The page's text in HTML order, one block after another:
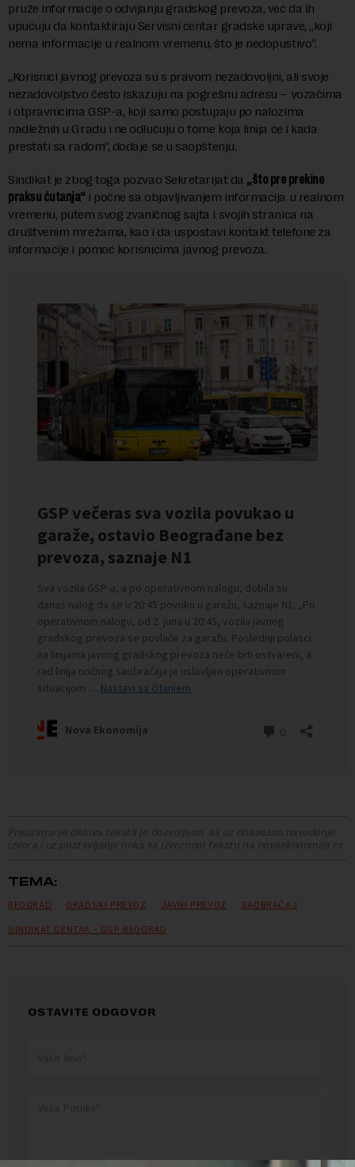
pruže informacije o odvijanju gradskog prevoza, već da ih
upućuju da kontaktiraju Servisni centar gradske uprave, „koji
nema informacije u realnom vremenu, što je nedopustivo“.
„Korisnici javnog prevoza su s pravom nezadovoljni, ali svoje
nezadovoljstvo često iskazuju na pogrešnu adresu – vozačima
i otpravnicima GSP-a, koji samo postupaju po nalozima
nadležnih u Gradu i ne odlučuju o tome koja linija će i kada
prestati sa radom“, dodaje se u saopštenju.
Sindikat je zbog toga pozvao Sekretarijat da „što pre prekine
praksu ćutanja“ i počne sa objavljivanjem informacija u realnom
vremenu, putem svog zvaničnog sajta i svojih stranica na
društvenim mrežama, kao i da uspostavi kontakt telefone za
informacije i pomoć korisnicima javnog prevoza.
Preuzimanje delova teksta je dozvoljeno, ali uz obavezno navođenje
izvora i uz postavljanje linka ka izvornom tekstu na novaekonomija.rs
TEMA:
BEOGRAD GRADSKI PREVOZ JAVNI PREVOZ SAOBRAĆAJ
SINDIKAT CENTAR - GSP BEOGRAD
OSTAVITE ODGOVOR